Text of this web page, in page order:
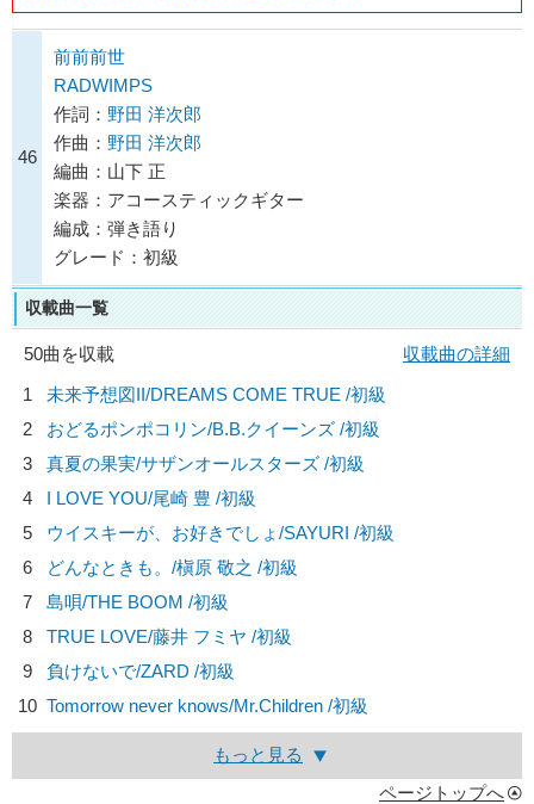
46
前前前世
RADWIMPS
作詞： 野田 洋次郎
作曲： 野田 洋次郎
編曲：山下 正
楽器：アコースティックギター
編成：弾き語り
グレード：初級
収載曲一覧
50曲を収載
収載曲の詳細
1
未来予想図II/DREAMS COME TRUE /初級
2
おどるポンポコリン/B.B.クイーンズ /初級
3
真夏の果実/サザンオールスターズ /初級
4
I LOVE YOU/尾崎 豊 /初級
5
ウイスキーが、お好きでしょ/SAYURI /初級
6
どんなときも。/槇原 敬之 /初級
7
島唄/THE BOOM /初級
8
TRUE LOVE/藤井 フミヤ /初級
9
負けないで/ZARD /初級
10 Tomorrow never knows/Mr.Children /初級
もっと見る
ページトップへ